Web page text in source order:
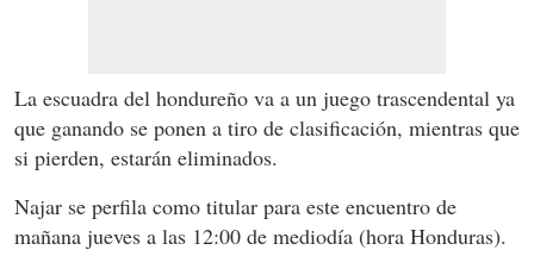
La escuadra del hondureño va a un juego trascendental ya
que ganando se ponen a tiro de clasificación, mientras que
si pierden, estarán eliminados.
Najar se perfila como titular para este encuentro de
mañana jueves a las 12:00 de mediodía (hora Honduras).